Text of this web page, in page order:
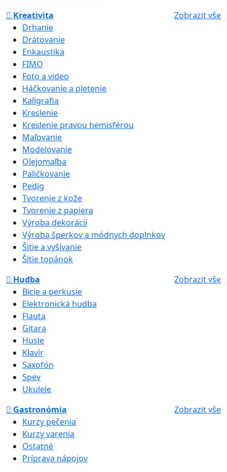
Kreativita
Zobrazit vše
Drhanie
Drátovanie
Enkaustika
FIMO
Foto a video
Háčkovanie a pletenie
Kaligrafia
Kreslenie
Kreslenie pravou hemisférou
Maľovanie
Modelovanie
Olejomaľba
Paličkovanie
Pedig
Tvorenie z kože
Tvorenie z papiera
Výroba dekorácií
Výroba šperkov a módnych doplnkov
Šitie a vyšívanie
Šitie topánok
Hudba
Zobrazit vše
Bicie a perkusie
Elektronická hudba
Flauta
Gitara
Husle
Klavír
Saxofón
Spev
Ukulele
Gastronómia
Zobrazit vše
Kurzy pečenia
Kurzy varenia
Ostatné
Príprava nápojov